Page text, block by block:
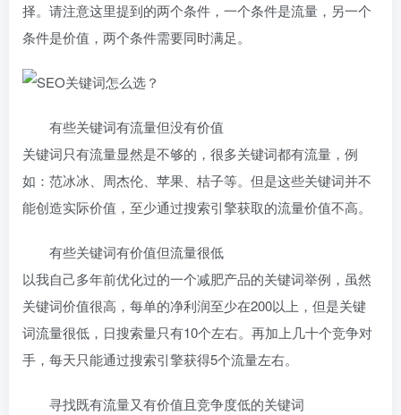
择。请注意这里提到的两个条件，一个条件是流量，另一个
条件是价值，两个条件需要同时满足。
有些关键词有流量但没有价值
关键词只有流量显然是不够的，很多关键词都有流量，例
如：范冰冰、周杰伦、苹果、桔子等。但是这些关键词并不
能创造实际价值，至少通过搜索引擎获取的流量价值不高。
有些关键词有价值但流量很低
以我自己多年前优化过的一个减肥产品的关键词举例，虽然
关键词价值很高，每单的净利润至少在200以上，但是关键
词流量很低，日搜索量只有10个左右。再加上几十个竞争对
手，每天只能通过搜索引擎获得5个流量左右。
寻找既有流量又有价值且竞争度低的关键词